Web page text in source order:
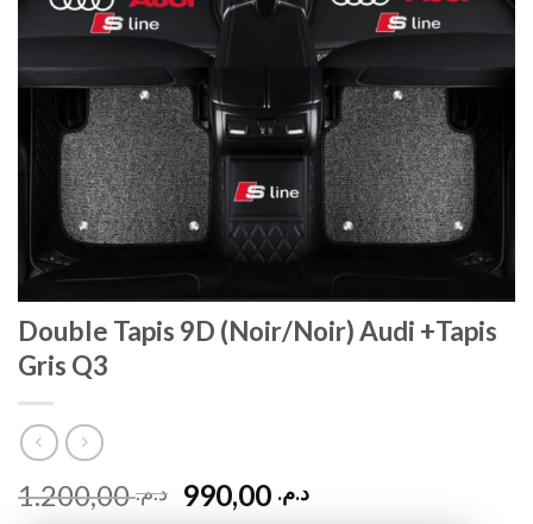
Double Tapis 9D (Noir/Noir) Audi +Tapis
Gris Q3
د.م.1.200,00 د.م.